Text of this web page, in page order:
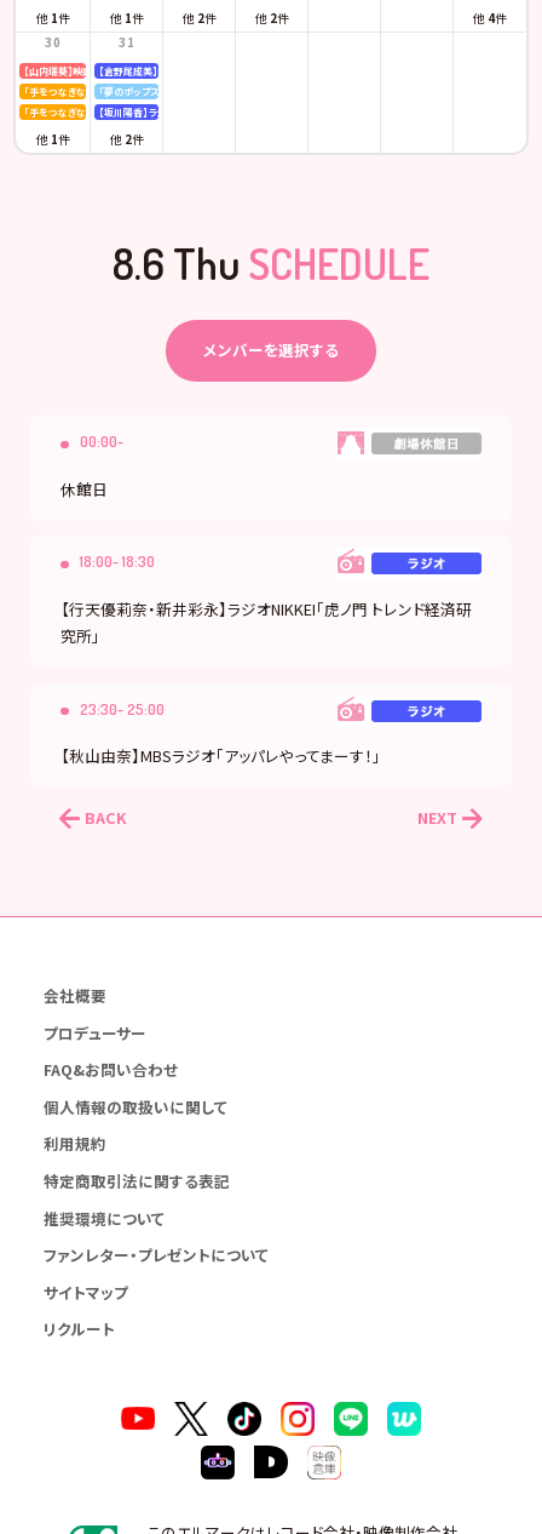
他 1件 他 1件 他 2件 他 2件 他 4件
【山内瑞葵】映画 『キオク』先行試写会
「手をつなぎながら」公演
「手をつなぎながら」公演
他 1件
30
【倉野尾成美】KBCラジオ「下町やぶさか診療所」
「夢のポップスター」公演
【坂川陽香】ラジオ日本「Happy!!福井に来とっけの～」
他 2件
31
8.6 Thu SCHEDULE
メンバーを選択する
00:00-
休館日
18:00- 18:30
【行天優莉奈・新井彩永】ラジオNIKKEI「虎ノ門 トレンド経済研
究所」
23:30- 25:00
【秋山由奈】MBSラジオ「アッパレやってまーす！」
BACK NEXT
会社概要
プロデューサー
FAQ&お問い合わせ
個人情報の取扱いに関して
利用規約
特定商取引法に関する表記
推奨環境について
ファンレター・プレゼントについて
サイトマップ
リクルート